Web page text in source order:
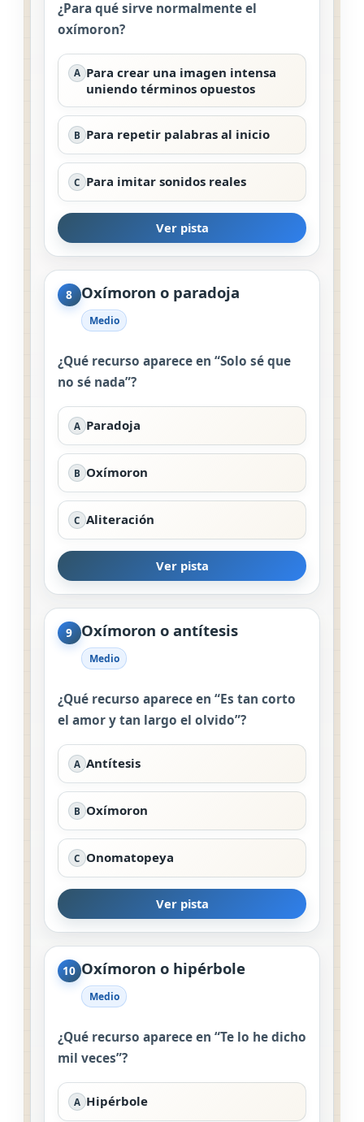
¿Para qué sirve normalmente el
oxímoron?
A Para crear una imagen intensa
uniendo términos opuestos
B Para repetir palabras al inicio
C Para imitar sonidos reales
Ver pista
8 Oxímoron o paradoja
Medio
¿Qué recurso aparece en “Solo sé que
no sé nada”?
A Paradoja
B Oxímoron
C Aliteración
Ver pista
9 Oxímoron o antítesis
Medio
¿Qué recurso aparece en “Es tan corto
el amor y tan largo el olvido”?
A Antítesis
B Oxímoron
C Onomatopeya
Ver pista
10 Oxímoron o hipérbole
Medio
¿Qué recurso aparece en “Te lo he dicho
mil veces”?
A Hipérbole